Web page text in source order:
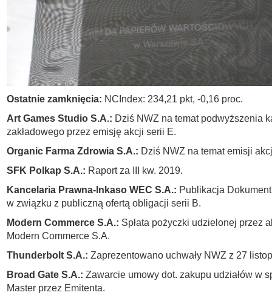
Ostatnie zamknięcia: NCIndex: 234,21 pkt, -0,16 proc.
Art Games Studio S.A.: Dziś NWZ na temat podwyższenia
zakładowego przez emisję akcji serii E.
Organic Farma Zdrowia S.A.: Dziś NWZ na temat emisji
SFK Polkap S.A.: Raport za III kw. 2019.
Kancelaria Prawna-Inkaso WEC S.A.: Publikacja
w związku z publiczną ofertą obligacji serii B.
Modern Commerce S.A.: Spłata pożyczki udzielonej przez
Modern Commerce S.A.
Thunderbolt S.A.: Zaprezentowano uchwały NWZ z 27
Broad Gate S.A.: Zawarcie umowy dot. zakupu udziałów w
Master przez Emitenta.